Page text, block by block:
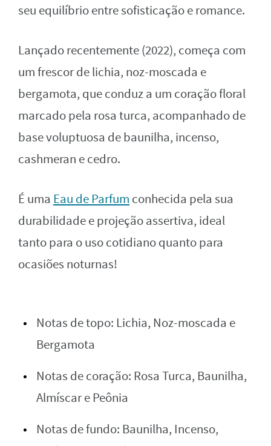
seu equilíbrio entre sofisticação e romance.
Lançado recentemente (2022), começa com
um frescor de lichia, noz-moscada e
bergamota, que conduz a um coração floral
marcado pela rosa turca, acompanhado de
base voluptuosa de baunilha, incenso,
cashmeran e cedro.
É uma Eau de Parfum conhecida pela sua
durabilidade e projeção assertiva, ideal
tanto para o uso cotidiano quanto para
ocasiões noturnas!
Notas de topo: Lichia, Noz-moscada e
Bergamota
Notas de coração: Rosa Turca, Baunilha,
Almíscar e Peônia
Notas de fundo: Baunilha, Incenso,